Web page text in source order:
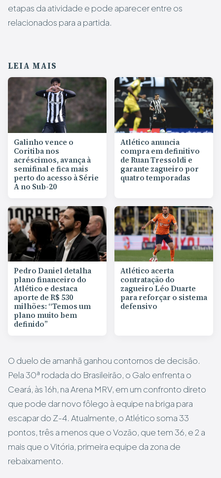
etapas da atividade e pode aparecer entre os
relacionados para a partida.
LEIA MAIS
Galinho vence o
Coritiba nos
acréscimos, avança à
semifinal e fica mais
perto do acesso à Série
A no Sub-20
Atlético anuncia
compra em definitivo
de Ruan Tressoldi e
garante zagueiro por
quatro temporadas
Pedro Daniel detalha
plano financeiro do
Atlético e destaca
aporte de R$ 530
milhões: “Temos um
plano muito bem
definido”
Atlético acerta
contratação do
zagueiro Léo Duarte
para reforçar o sistema
defensivo
O duelo de amanhã ganhou contornos de decisão.
Pela 30ª rodada do Brasileirão, o Galo enfrenta o
Ceará, às 16h, na Arena MRV, em um confronto direto
que pode dar novo fôlego à equipe na briga para
escapar do Z-4. Atualmente, o Atlético soma 33
pontos, três a menos que o Vozão, que tem 36, e 2 a
mais que o Vitória, primeira equipe da zona de
rebaixamento.